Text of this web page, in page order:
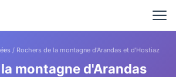
/ Rochers de la montagne d'Arandas et d'Hostiaz
montagne d'Arandas